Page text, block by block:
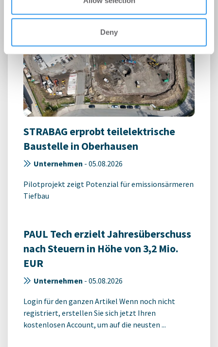
Deny
STRABAG erprobt teilelektrische
Baustelle in Oberhausen
Unternehmen - 05.08.2026
Pilotprojekt zeigt Potenzial für emissionsärmeren
Tiefbau
PAUL Tech erzielt Jahresüberschuss
nach Steuern in Höhe von 3,2 Mio.
EUR
Unternehmen - 05.08.2026
Login für den ganzen Artikel Wenn noch nicht
registriert, erstellen Sie sich jetzt Ihren
kostenlosen Account, um auf die neusten ...